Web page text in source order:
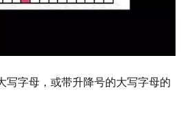
写字母，或带升降号的大写字母的